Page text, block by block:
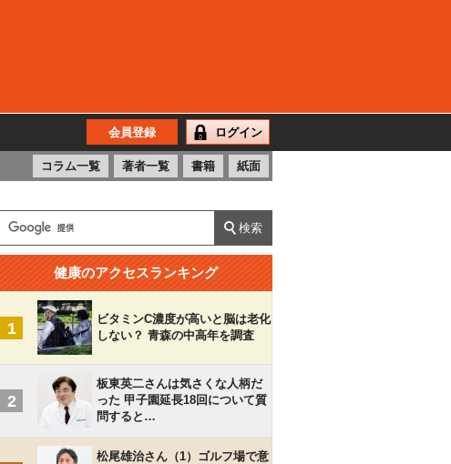
会員登録 ログイン
コラム一覧 著者一覧 書籍 紙面
健康のアクセスランキング
1
ビタミンC濃度が高いと脳は老化
しない？ 青森の中高年を調査
2
板東英二さんは気さくな人柄だ
った 甲子園延長18回について質
問すると…
松尾雄治さん（1）ゴルフ場で意